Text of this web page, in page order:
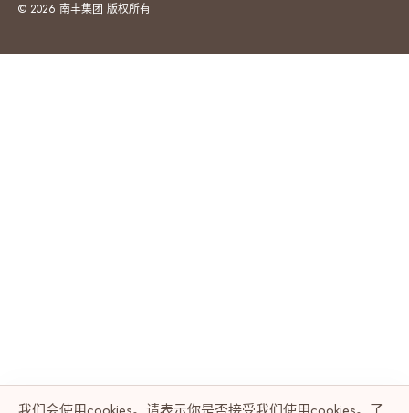
© 2026 南丰集团 版权所有